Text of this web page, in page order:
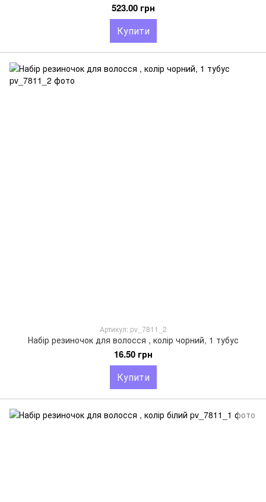
523.00 грн
Купити
Артикул: pv_7811_2
Набір резиночок для волосся , колір чорний, 1 тубус
16.50 грн
Купити